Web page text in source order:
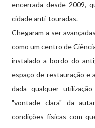
encerrada desde 2009,
cidade anti-touradas.
Chegaram a ser
como um centro de
instalado a bordo do
espaço de restauração e
dada qualquer
"vontade clara" da
condições físicas com